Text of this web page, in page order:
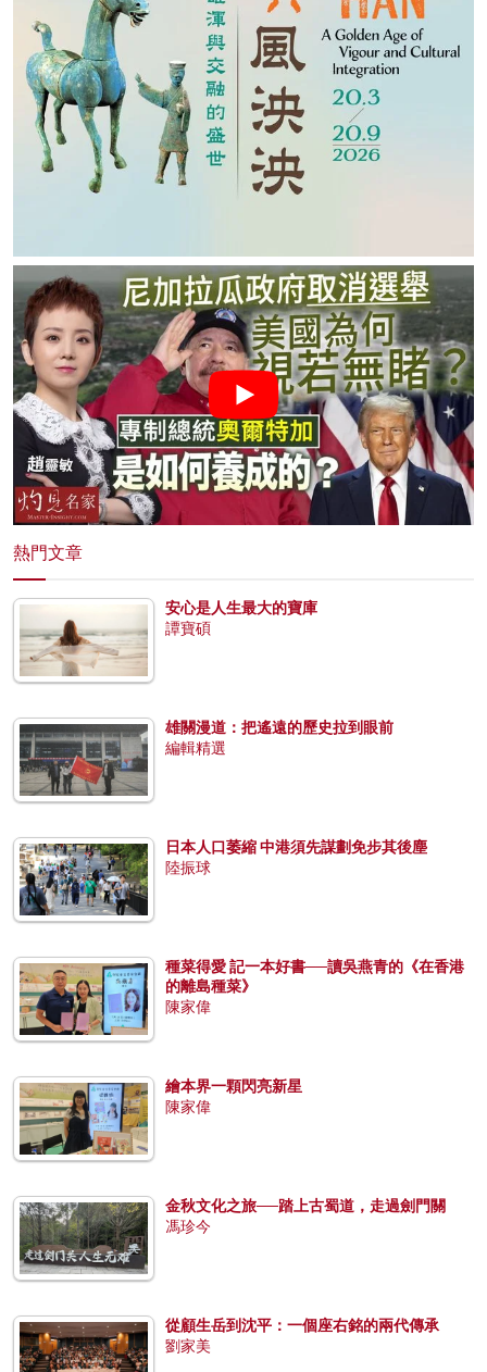
熱門文章
安心是人生最大的寶庫
譚寶碩
雄關漫道：把遙遠的歷史拉到眼前
編輯精選
日本人口萎縮 中港須先謀劃免步其後塵
陸振球
種菜得愛 記一本好書──讀吳燕青的《在香港
的離島種菜》
陳家偉
繪本界一顆閃亮新星
陳家偉
金秋文化之旅──踏上古蜀道，走過劍門關
馮珍今
從顧生岳到沈平：一個座右銘的兩代傳承
劉家美